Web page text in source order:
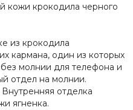
кожи крокодила черного
из крокодила
кармана, один из которых
молнии для телефона и
отдел на молнии.
отделка
ягненка.